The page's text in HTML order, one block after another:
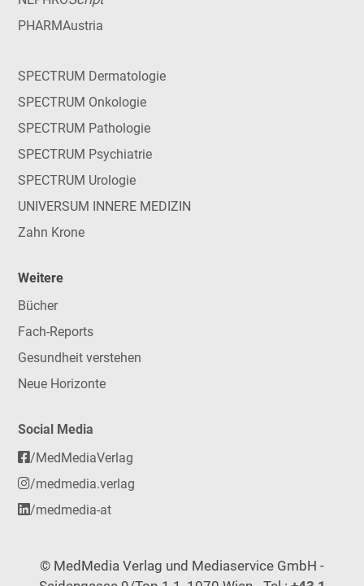
PHARMAustria
SPECTRUM Dermatologie
SPECTRUM Onkologie
SPECTRUM Pathologie
SPECTRUM Psychiatrie
SPECTRUM Urologie
UNIVERSUM INNERE MEDIZIN
Zahn Krone
Weitere
Bücher
Fach-Reports
Gesundheit verstehen
Neue Horizonte
Social Media
/MedMediaVerlag
/medmedia.verlag
/medmedia-at
© MedMedia Verlag und Mediaservice GmbH -